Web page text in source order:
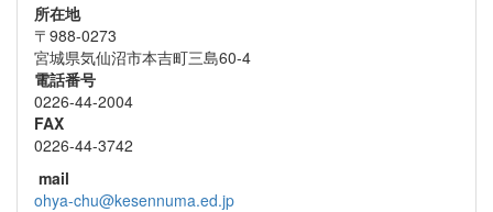
所在地
〒988-0273
宮城県気仙沼市本吉町三島60-4
電話番号
0226-44-2004
FAX
0226-44-3742
mail
ohya-chu@kesennuma.ed.jp